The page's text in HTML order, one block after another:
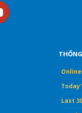
Last